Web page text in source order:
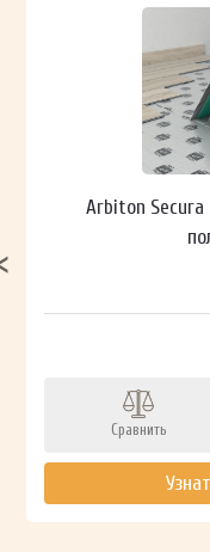
Arbiton Secura
Сравнить